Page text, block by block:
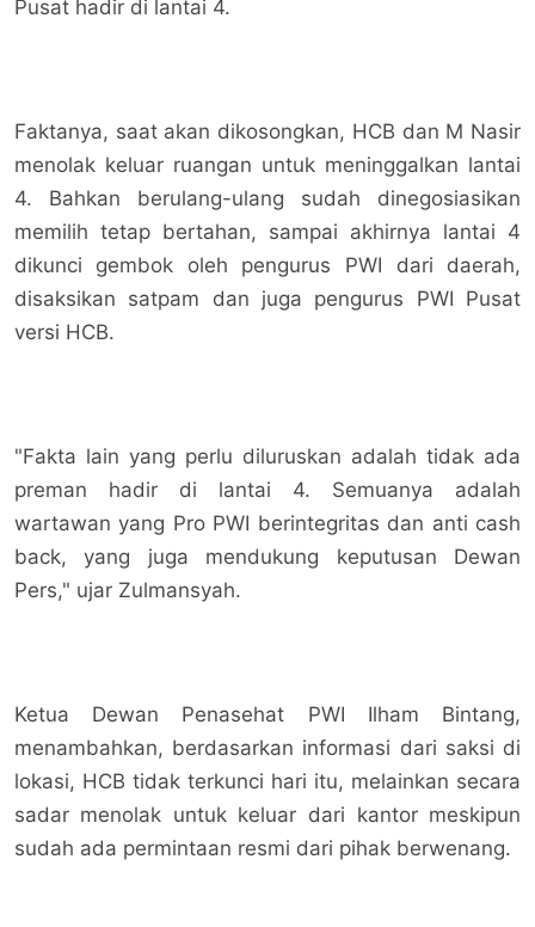
Pusat hadir di lantai 4.
Faktanya, saat akan dikosongkan, HCB dan M Nasir
menolak keluar ruangan untuk meninggalkan lantai
4. Bahkan berulang-ulang sudah dinegosiasikan
memilih tetap bertahan, sampai akhirnya lantai 4
dikunci gembok oleh pengurus PWI dari daerah,
disaksikan satpam dan juga pengurus PWI Pusat
versi HCB.
"Fakta lain yang perlu diluruskan adalah tidak ada
preman hadir di lantai 4. Semuanya adalah
wartawan yang Pro PWI berintegritas dan anti cash
back, yang juga mendukung keputusan Dewan
Pers," ujar Zulmansyah.
Ketua Dewan Penasehat PWI Ilham Bintang,
menambahkan, berdasarkan informasi dari saksi di
lokasi, HCB tidak terkunci hari itu, melainkan secara
sadar menolak untuk keluar dari kantor meskipun
sudah ada permintaan resmi dari pihak berwenang.